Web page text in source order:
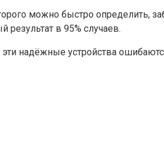
можно быстро определить,
в 95% случаев.
надёжные устройства